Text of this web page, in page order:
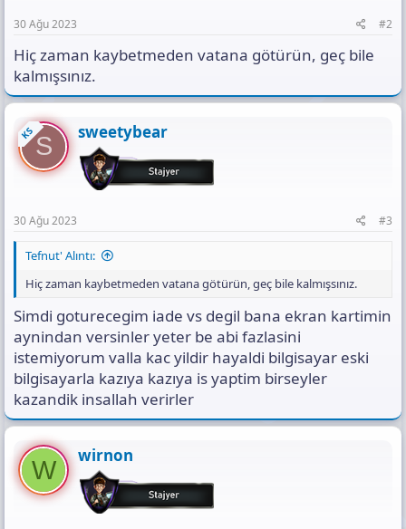
30 Ağu 2023 #2
Hiç zaman kaybetmeden vatana götürün, geç bile
kalmışsınız.
KSS sweetybear
30 Ağu 2023 #3
Tefnut' Alıntı:
Hiç zaman kaybetmeden vatana götürün, geç bile kalmışsınız.
Simdi goturecegim iade vs degil bana ekran kartimin
aynindan versinler yeter be abi fazlasini
istemiyorum valla kac yildir hayaldi bilgisayar eski
bilgisayarla kazıya kazıya is yaptim birseyler
kazandik insallah verirler
W wirnon